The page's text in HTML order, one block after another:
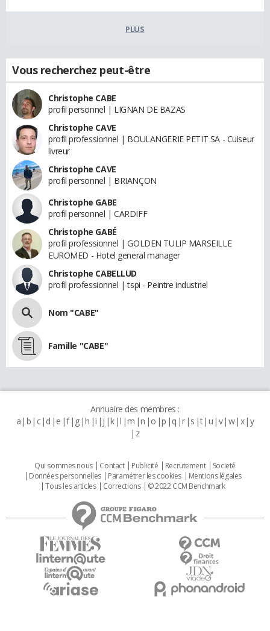
PLUS
Vous recherchez peut-être
Christophe CABE
profil personnel | LIGNAN DE BAZAS
Christophe CAVE
profil professionnel | BOULANGERIE PETIT SA - Cuiseur
livreur
Christophe CAVE
profil personnel | BRIANÇON
Christophe GABE
profil personnel | CARDIFF
Christophe GABÉ
profil professionnel | GOLDEN TULIP MARSEILLE
EUROMED - Hotel general manager
Christophe CABELLUD
profil professionnel | tspi - Peintre industriel
Nom "CABE"
Famille "CABE"
Annuaire des membres :
a b c d e f g h i j k l m n o p q r s t u v w x y
z
Qui sommes nous Contact Publicité Recrutement
Societé
Données personnelles
Paramétrer les cookies
Mentions légales
Tous les articles
Corrections © 2022 CCM Benchmark